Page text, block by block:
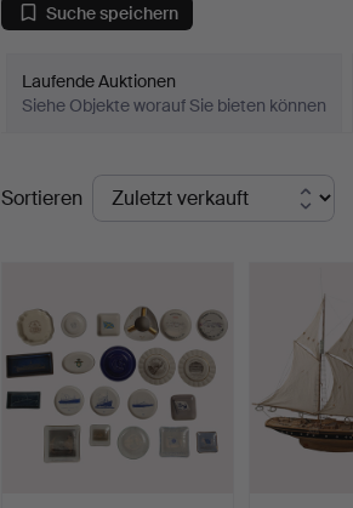
Suche speichern
Laufende Auktionen
Siehe Objekte worauf Sie bieten können
Endpreise
Sortieren